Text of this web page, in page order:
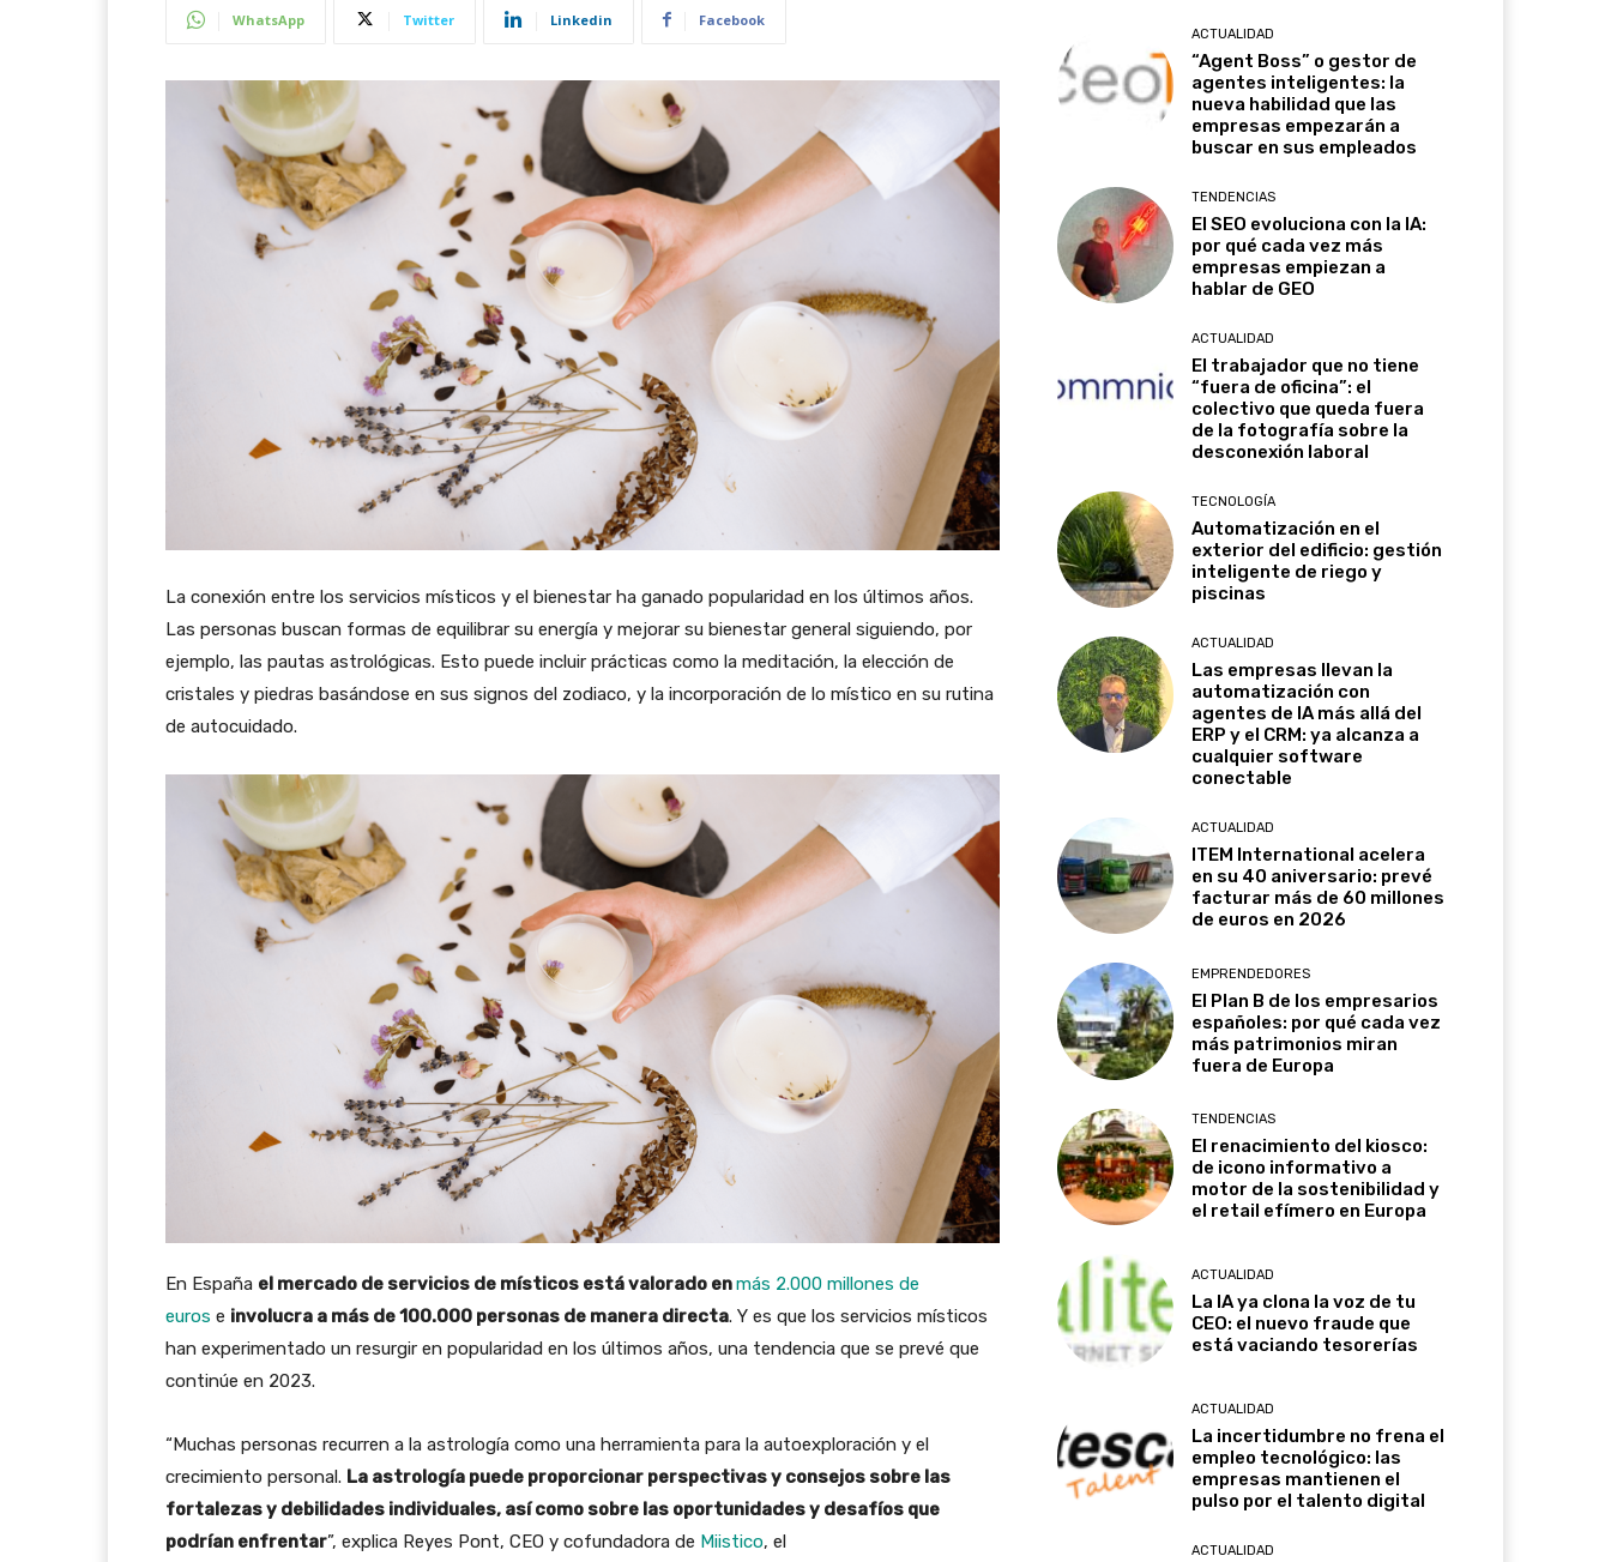
WhatsApp Twitter Linkedin Facebook
La conexión entre los servicios místicos y el bienestar ha ganado popularidad en los últimos años.
Las personas buscan formas de equilibrar su energía y mejorar su bienestar general siguiendo, por
ejemplo, las pautas astrológicas. Esto puede incluir prácticas como la meditación, la elección de
cristales y piedras basándose en sus signos del zodiaco, y la incorporación de lo místico en su rutina
de autocuidado.
En España el mercado de servicios de místicos está valorado enmás 2.000 millones de
euros e involucra a más de 100.000 personas de manera directa. Y es que los servicios místicos
han experimentado un resurgir en popularidad en los últimos años, una tendencia que se prevé que
continúe en 2023.
“Muchas personas recurren a la astrología como una herramienta para la autoexploración y el
crecimiento personal. La astrología puede proporcionar perspectivas y consejos sobre las
fortalezas y debilidades individuales, así como sobre las oportunidades y desafíos que
podrían enfrentar”, explica Reyes Pont, CEO y cofundadora de Miistico, el
ACTUALIDAD
“Agent Boss” o gestor de
agentes inteligentes: la
nueva habilidad que las
empresas empezarán a
buscar en sus empleados
TENDENCIAS
El SEO evoluciona con la IA:
por qué cada vez más
empresas empiezan a
hablar de GEO
ACTUALIDAD
El trabajador que no tiene
“fuera de oficina”: el
colectivo que queda fuera
de la fotografía sobre la
desconexión laboral
TECNOLOGÍA
Automatización en el
exterior del edificio: gestión
inteligente de riego y
piscinas
ACTUALIDAD
Las empresas llevan la
automatización con
agentes de IA más allá del
ERP y el CRM: ya alcanza a
cualquier software
conectable
ACTUALIDAD
ITEM International acelera
en su 40 aniversario: prevé
facturar más de 60 millones
de euros en 2026
EMPRENDEDORES
El Plan B de los empresarios
españoles: por qué cada vez
más patrimonios miran
fuera de Europa
TENDENCIAS
El renacimiento del kiosco:
de icono informativo a
motor de la sostenibilidad y
el retail efímero en Europa
ACTUALIDAD
La IA ya clona la voz de tu
CEO: el nuevo fraude que
está vaciando tesorerías
ACTUALIDAD
La incertidumbre no frena el
empleo tecnológico: las
empresas mantienen el
pulso por el talento digital
ACTUALIDAD